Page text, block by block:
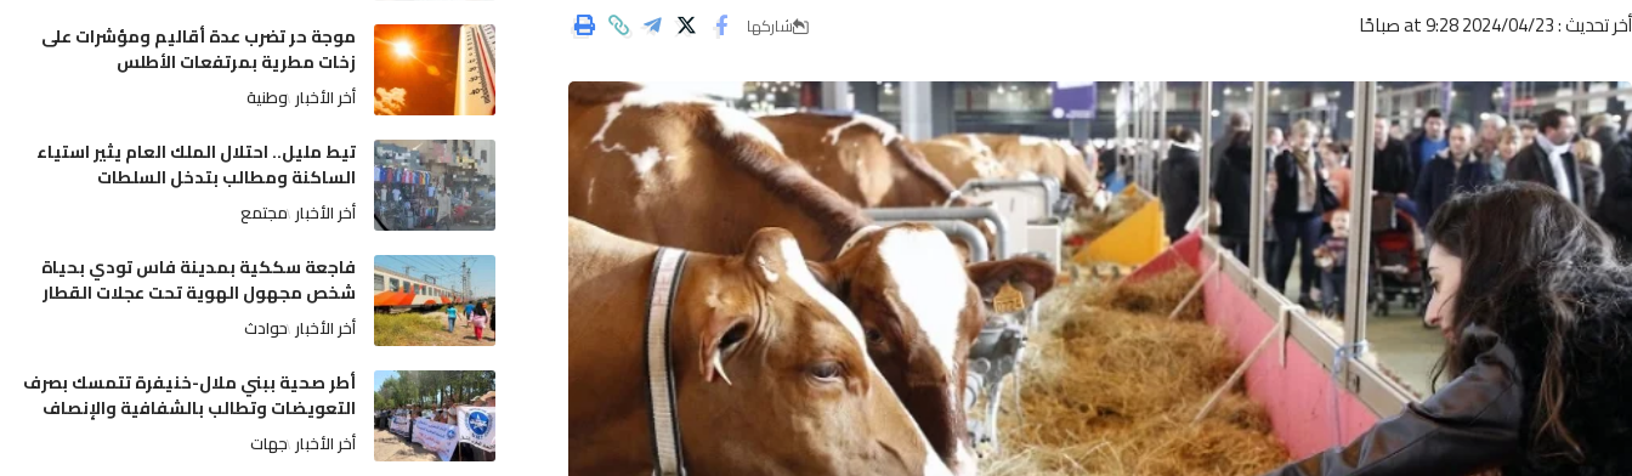
أخر تحديث : 2024/04/23 at 9:28 صباحًا شاركها
موجة حر تضرب عدة أقاليم ومؤشرات على
زخات مطرية بمرتفعات الأطلس
أخر الأخبار وطنية
تيط مليل.. احتلال الملك العام يثير استياء
الساكنة ومطالب بتدخل السلطات
أخر الأخبار مجتمع
فاجعة سككية بمدينة فاس تودي بحياة
شخص مجهول الهوية تحت عجلات القطار
أخر الأخبار حوادث
أطر صحية ببني ملال-خنيفرة تتمسك بصرف
التعويضات وتطالب بالشفافية والإنصاف
أخر الأخبار جهات